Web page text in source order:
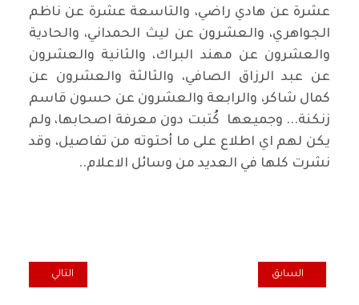
عشرة عن هادي راضي، والتاسعة عشرة عن ناظم
الجواهري، والعشرون عن ليث الحمداني، والحادية
والعشرون عن مهند البراك، والثانية والعشرون
عن عبد الرزاق الصافي، والثالثة والعشرون عن
كمال شاكر، والرابعة والعشرون عن حسون قاسم
زنكنة... وجميعها كُتبت دون معرفة اصحابها، ولم
يكن لهم اي اطلاع على ما أحتوته من تفاصيل، وقد
نشرت كلها في العديد من وسائل الاعلام..
المقال السابق: د. علي مهدي في خيمة ثوار التحرير.. حول رسالتَيْ رئيسَيْ
السابق المقال التالي:
التالي